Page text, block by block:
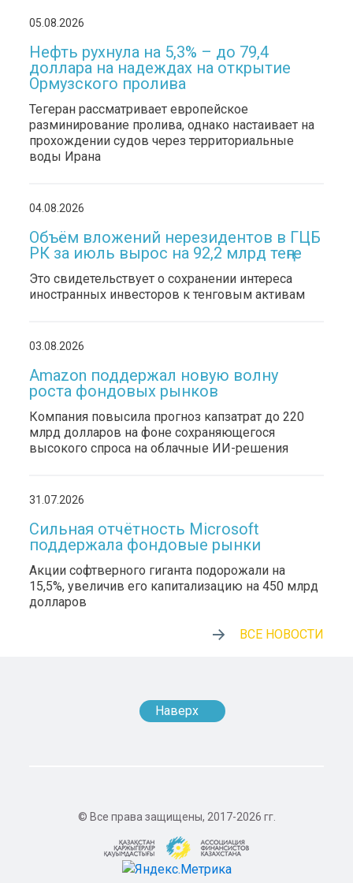
05.08.2026
Нефть рухнула на 5,3% – до 79,4
доллара на надеждах на открытие
Ормузского пролива
Тегеран рассматривает европейское
разминирование пролива, однако настаивает на
прохождении судов через территориальные
воды Ирана
04.08.2026
Объём вложений нерезидентов в ГЦБ
РК за июль вырос на 92,2 млрд теңге
Это свидетельствует о сохранении интереса
иностранных инвесторов к тенговым активам
03.08.2026
Amazon поддержал новую волну
роста фондовых рынков
Компания повысила прогноз капзатрат до 220
млрд долларов на фоне сохраняющегося
высокого спроса на облачные ИИ-решения
31.07.2026
Сильная отчётность Microsoft
поддержала фондовые рынки
Акции софтверного гиганта подорожали на
15,5%, увеличив его капитализацию на 450 млрд
долларов
ВСЕ НОВОСТИ
Наверх
© Все права защищены, 2017-2026 гг.